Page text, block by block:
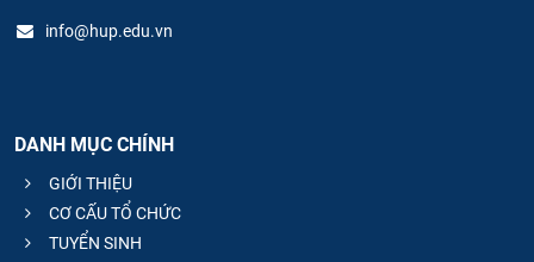
info@hup.edu.vn
DANH MỤC CHÍNH
GIỚI THIỆU
CƠ CẤU TỔ CHỨC
TUYỂN SINH